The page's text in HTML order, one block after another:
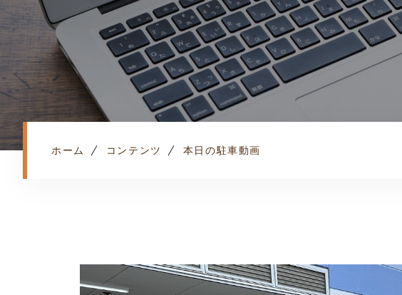
ホーム コンテンツ 本日の駐車動画